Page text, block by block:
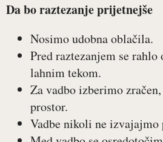
Da bo raztezanje prijetnejše
Nosimo udobna oblačila.
Pred raztezanjem se
lahnim tekom.
Za vadbo izberimo
prostor.
Vadbe nikoli ne izvajajmo